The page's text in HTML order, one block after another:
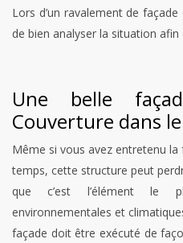
Lors d’un ravalement de
de bien analyser la situation
Une belle
Couverture dans
Même si vous avez entretenu
temps, cette structure peut
que c’est l’élément le
environnementales et
façade doit être exécuté de